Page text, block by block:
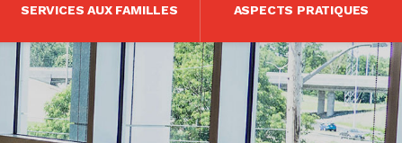
SERVICES AUX FAMILLES ASPECTS PRATIQUES